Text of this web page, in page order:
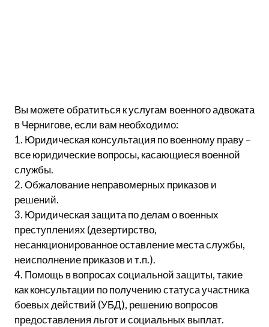
Вы можете обратиться к услугам военного адвоката
в Чернигове, если вам необходимо:
1. Юридическая консультация по военному праву –
все юридические вопросы, касающиеся военной
службы.
2. Обжалование неправомерных приказов и
решений.
3. Юридическая защита по делам о военных
преступлениях (дезертирство,
несанкционированное оставление места службы,
неисполнение приказов и т.п.).
4. Помощь в вопросах социальной защиты, такие
как консультации по получению статуса участника
боевых действий (УБД), решению вопросов
предоставления льгот и социальных выплат.